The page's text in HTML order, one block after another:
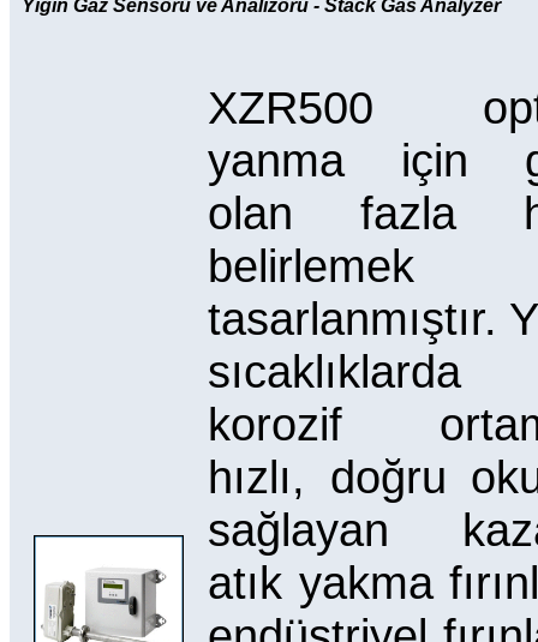
Yığın Gaz Sensörü ve Analizörü - Stack Gas Analyzer
XZR500
yanma için
olan fazla
tasarlanmıştır.
korozif
hızlı, doğru
sağlayan
atık yakma